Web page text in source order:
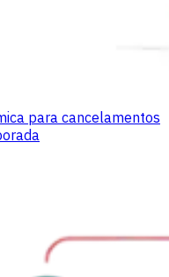
para cancelamentos